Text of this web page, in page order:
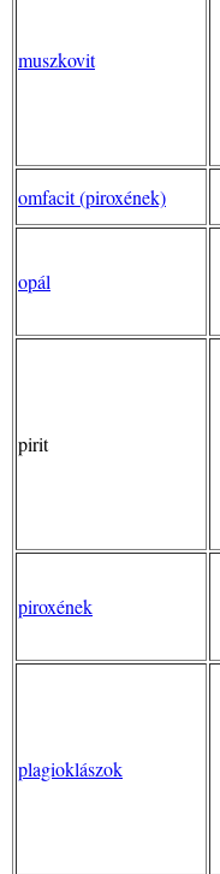
muszkovit
omfacit (piroxének)
opál
pirit
piroxének
plagioklászok